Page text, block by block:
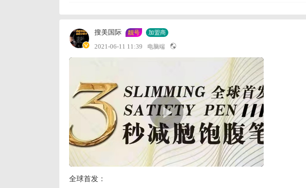
搜美国际 靓号 加盟商
2021-06-11 11:39 电脑端
全球首发：